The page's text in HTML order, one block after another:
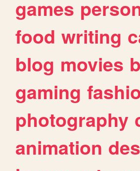
games
food writing
blog movies
gaming
photography
animation